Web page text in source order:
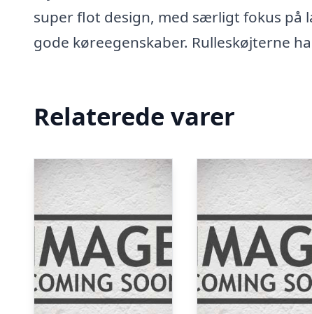
super flot design, med særligt fokus på
gode køreegenskaber. Rulleskøjterne har
Relaterede varer